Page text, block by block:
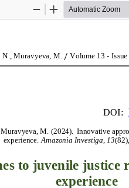
Zoom
Zoom
DOI:
M . (2024). Innovative
experience Amazonia Investiga 13
to juvenile justice
experience
N., Muravyeva, M / Volume 13 - Issue